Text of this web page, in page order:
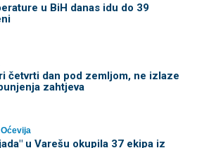
u BiH danas idu do 39
četvrti dan pod zemljom, ne izlaze
zahtjeva
u Varešu okupila 37 ekipa iz